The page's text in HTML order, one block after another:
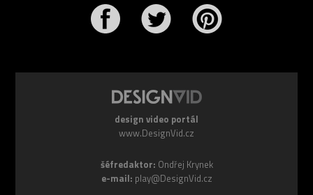
design video portál
www.DesignVid.cz
šéfredaktor: Ondřej Krynek
e-mail: play@DesignVid.cz